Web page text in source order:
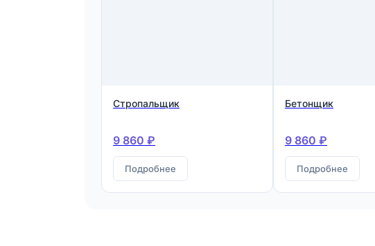
Стропальщик
9 860 ₽
Подробнее
Бетонщик
9 860 ₽
Подробнее